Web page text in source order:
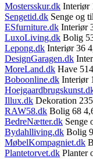
Mostersskur.dk Interiør
Sengetid.dk Senge og
ESfurniture.dk Interiør
LuxoLiving.dk Bolig
Lepong.dk Interiør 36
DesignGaragen.dk
MoreLand.dk Have
Boboonline.dk Interiør
Illux.dk Dekoration
RAW58.dk Bolig 68
BedreNætter.dk Senge
Bydahlliving.dk Bolig
MøbelKompagniet.dk
Plantetorvet.dk Planter